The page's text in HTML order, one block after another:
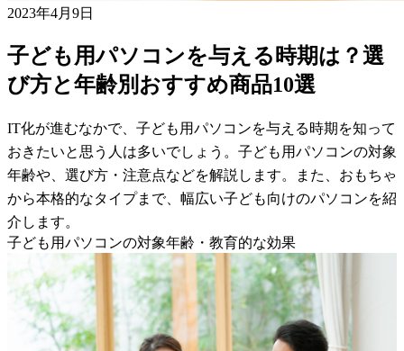
2023年4月9日
子ども用パソコンを与える時期は？選
び方と年齢別おすすめ商品10選
IT化が進むなかで、子ども用パソコンを与える時期を知って
おきたいと思う人は多いでしょう。子ども用パソコンの対象
年齢や、選び方・注意点などを解説します。また、おもちゃ
から本格的なタイプまで、幅広い子ども向けのパソコンを紹
介します。
子ども用パソコンの対象年齢・教育的な効果